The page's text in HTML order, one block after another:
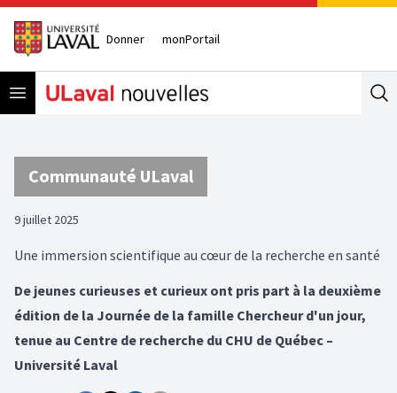
Donner monPortail
Open menu
Communauté ULaval
9 juillet 2025
Une immersion scientifique au cœur de la recherche en santé
De jeunes curieuses et curieux ont pris part à la deuxième
édition de la Journée de la famille Chercheur d'un jour,
tenue au Centre de recherche du CHU de Québec –
Université Laval